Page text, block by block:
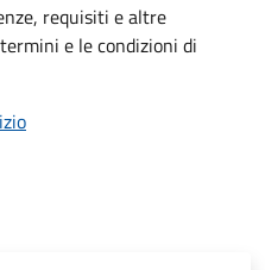
requisiti e altre
e le condizioni di